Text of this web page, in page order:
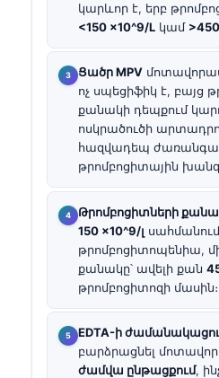
կարևոր է, երբ
<150 ×10^9/L կամ
Ցածր MPV
ոչ սպեցիֆիկ է, բայց
քանակի դեպքում
ոսկրածուծի
հազվադեպ
թրոմբոցիտային
Թրոմբոցիտների
150 ×10^9/լ
թրոմբոցիտոպենիա,
քանակը՝ ավելի քան
թրոմբոցիտոզի
EDTA-ի
բարձրացնել
ժամվա ընթացքում,